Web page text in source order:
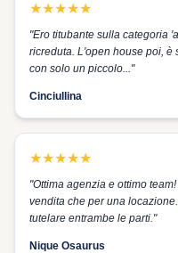
★★★★★
"Ero titubante sulla categoria
ricreduta. L'open house poi, è
con solo un piccolo..."
Cinciullina
★★★★★
"Ottima agenzia e ottimo
vendita che per una
tutelare entrambe le parti."
Nique Osaurus